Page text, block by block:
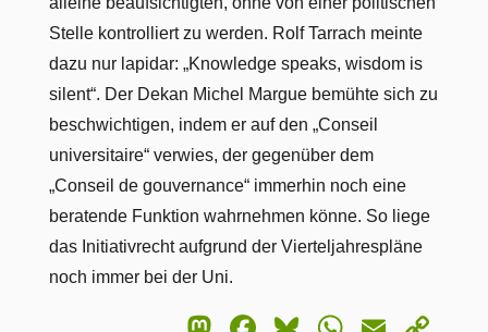
Stelle kontrolliert zu werden. Rolf Tarrach meinte
dazu nur lapidar: „Knowledge speaks, wisdom is
silent“. Der Dekan Michel Margue bemühte sich zu
beschwichtigen, indem er auf den „Conseil
universitaire“ verwies, der gegenüber dem
„Conseil de gouvernance“ immerhin noch eine
beratende Funktion wahrnehmen könne. So liege
das Initiativrecht aufgrund der Vierteljahrespläne
noch immer bei der Uni.